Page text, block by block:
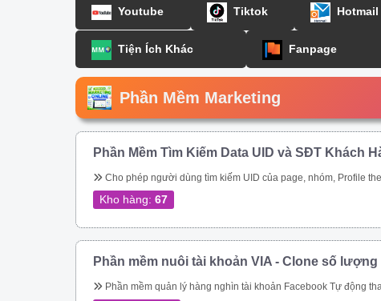
Youtube Tiktok Hotmail
Tiện Ích Khác Fanpage
Phần Mềm Marketing
Phần Mềm Tìm Kiếm Data UID và SĐT Khách
Cho phép người dùng tìm kiếm UID của page, nhóm, Profile theo link. Quét các UID người dùng tham gia một nhóm Quét ID bài viết của một nhóm Cho phép quét UID tương tác của một bài viết bất kỳ trong group Thực hiện tìm kiếm nhóm, tên nhóm, thành viên nhóm, trạng thái nhóm theo từ khóa Quét UID của người dùng đã thực hiện tương tác vào các bài viết trong
Kho hàng: 67
Phần mềm nuôi tài khoản VIA - Clone số
Phần mềm quản lý hàng nghìn tài khoản Facebook Tự động thay đổi thông tin tài khoản Tự động mở khóa checkpoint Tự động seeding bài viết